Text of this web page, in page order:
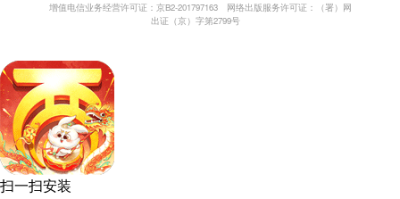
增值电信业务经营许可证：京B2-201797163
网络出版服务许可证：（署）网
出证（京）字第2799号
扫一扫安装